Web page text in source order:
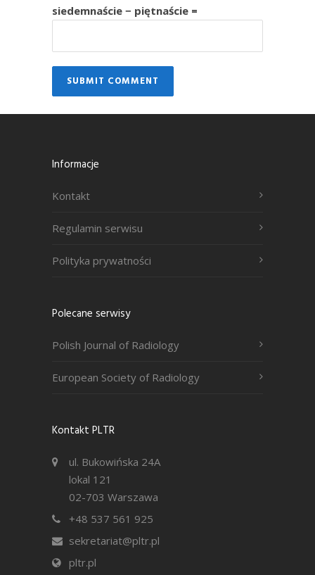
siedemnaście − piętnaście =
Informacje
Kontakt
Regulamin serwisu
Polityka prywatności
Polecane serwisy
Polish Journal of Radiology
European Society of Radiology
Kontakt PLTR
ul. Bukowińska 24A
lokal 121
02-703 Warszawa
+48 537 561 925
sekretariat@pltr.pl
pltr.pl